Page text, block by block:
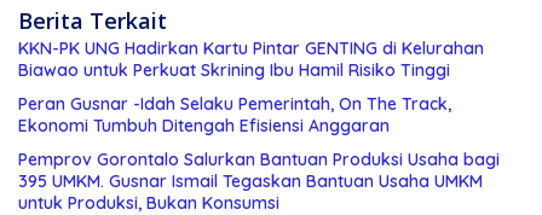
Berita Terkait
KKN-PK UNG Hadirkan Kartu Pintar GENTING di Kelurahan
Biawao untuk Perkuat Skrining Ibu Hamil Risiko Tinggi
Peran Gusnar -Idah Selaku Pemerintah, On The Track,
Ekonomi Tumbuh Ditengah Efisiensi Anggaran
Pemprov Gorontalo Salurkan Bantuan Produksi Usaha bagi
395 UMKM. Gusnar Ismail Tegaskan Bantuan Usaha UMKM
untuk Produksi, Bukan Konsumsi